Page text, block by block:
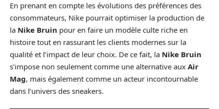
En prenant en compte les évolutions des préférences des
consommateurs, Nike pourrait optimiser la production de
la Nike Bruin pour en faire un modèle culte riche en
histoire tout en rassurant les clients modernes sur la
qualité et l’impact de leur choix. De ce fait, la Nike Bruin
s’impose non seulement comme une alternative aux Air
Mag, mais également comme un acteur incontournable
dans l’univers des sneakers.